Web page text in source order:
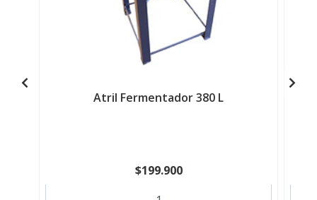
Atril Fermentador 380 L
$199.900